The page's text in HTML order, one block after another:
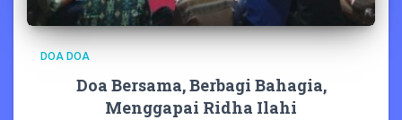
DOA DOA
Doa Bersama, Berbagi Bahagia,
Menggapai Ridha Ilahi